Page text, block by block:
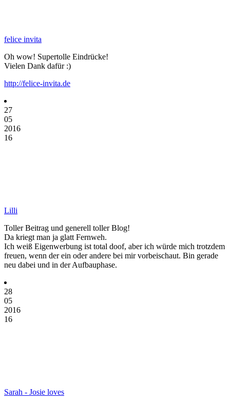
felice invita
Oh wow! Supertolle Eindrücke!
Vielen Dank dafür :)
http://felice-invita.de
27
05
2016
16
Lilli
Toller Beitrag und generell toller Blog!
Da kriegt man ja glatt Fernweh.
Ich weiß Eigenwerbung ist total doof, aber ich würde mich trotzdem
freuen, wenn der ein oder andere bei mir vorbeischaut. Bin gerade
neu dabei und in der Aufbauphase.
28
05
2016
16
Sarah - Josie loves